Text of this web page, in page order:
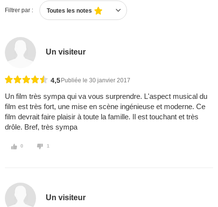
Filtrer par : Toutes les notes
Un visiteur
4,5 Publiée le 30 janvier 2017
Un film très sympa qui va vous surprendre. L'aspect musical du
film est très fort, une mise en scène ingénieuse et moderne. Ce
film devrait faire plaisir à toute la famille. Il est touchant et très
drôle. Bref, très sympa
0 1
Un visiteur